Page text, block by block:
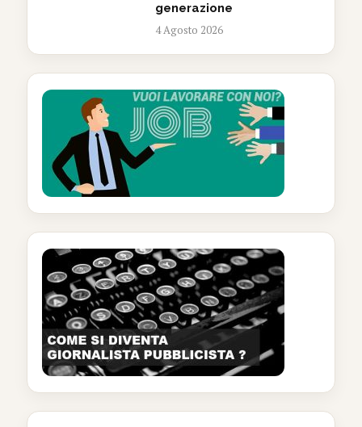
generazione
4 Agosto 2026